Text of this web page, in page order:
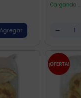
Cargando ...
-